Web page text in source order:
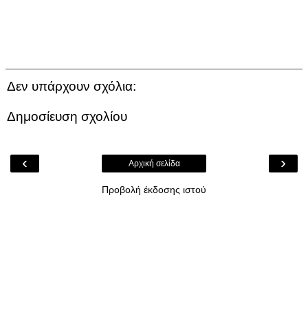
Δεν υπάρχουν σχόλια:
Δημοσίευση σχολίου
‹ ›
Αρχική σελίδα
Προβολή έκδοσης ιστού